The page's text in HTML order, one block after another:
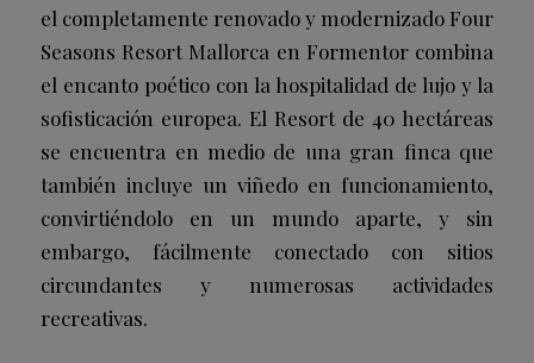
el completamente renovado y modernizado Four
Seasons Resort Mallorca en Formentor combina
el encanto poético con la hospitalidad de lujo y la
sofisticación europea. El Resort de 40 hectáreas
se encuentra en medio de una gran finca que
también incluye un viñedo en funcionamiento,
convirtiéndolo en un mundo aparte, y sin
embargo, fácilmente conectado con sitios
circundantes y numerosas actividades
recreativas.